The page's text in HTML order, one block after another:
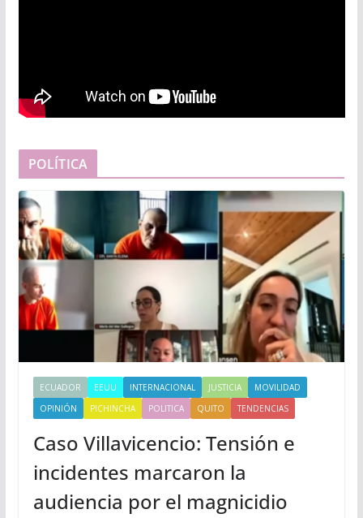
POLÍTICA
ECUADOR EEUU INTERNACIONAL JUSTICIA
MOVILIDAD
OPINIÓN
PICHINCHA POLITICA QUITO TENDENCIAS
Caso Villavicencio: Tensión e
incidentes marcaron la
audiencia por el magnicidio